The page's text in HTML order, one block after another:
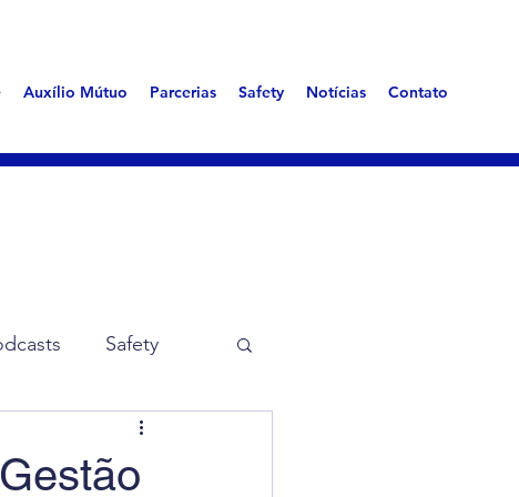
Auxílio Mútuo Parcerias Safety Notícias Contato
Safety
Aerotóxica